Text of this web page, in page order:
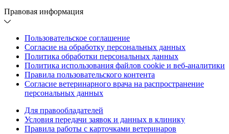
Правовая информация
Пользовательское соглашение
Согласие на обработку персональных данных
Политика обработки персональных данных
Политика использования файлов cookie и веб-аналитики
Правила пользовательского контента
Согласие ветеринарного врача на распространение
персональных данных
Для правообладателей
Условия передачи заявок и данных в клинику
Правила работы с карточками ветеринаров